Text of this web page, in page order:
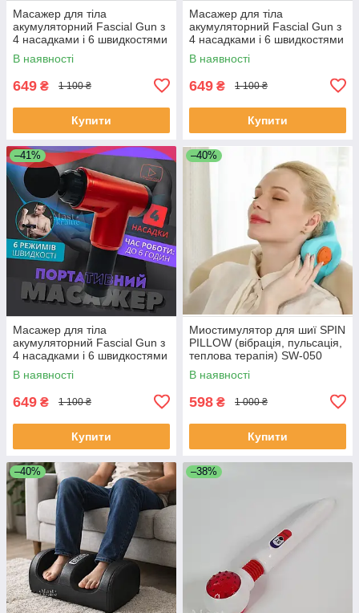
Масажер для тіла
акумуляторний Fascial Gun з
4 насадками і 6 швидкостями
Сірий, KH-320-Gray
В наявності
649 ₴ 1 100 ₴
Купити
Масажер для тіла
акумуляторний Fascial Gun з
4 насадками і 6 швидкостями
Синій, KH-320-Blue
В наявності
649 ₴ 1 100 ₴
Купити
–41%
Масажер для тіла
акумуляторний Fascial Gun з
4 насадками і 6 швидкостями
Червоний, KH-320-Red
В наявності
649 ₴ 1 100 ₴
Купити
–40%
Миостимулятор для шиї SPIN
PILLOW (вібрація, пульсація,
теплова терапія) SW-050
В наявності
598 ₴ 1 000 ₴
Купити
–40% –38%